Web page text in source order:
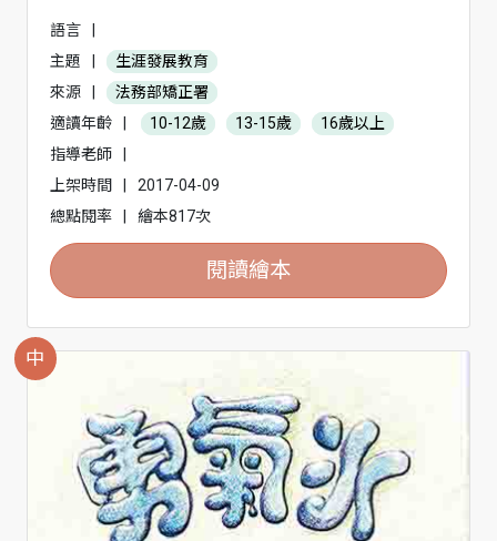
語言
主題
生涯發展教育
來源
法務部矯正署
適讀年齡
10-12歲 13-15歲
16歲以上
指導老師
上架時間
2017-04-09
總點閱率
繪本817次
閱讀繪本
中